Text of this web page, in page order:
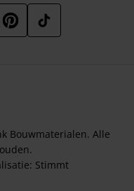
Bouwmaterialen. Alle
Stimmt